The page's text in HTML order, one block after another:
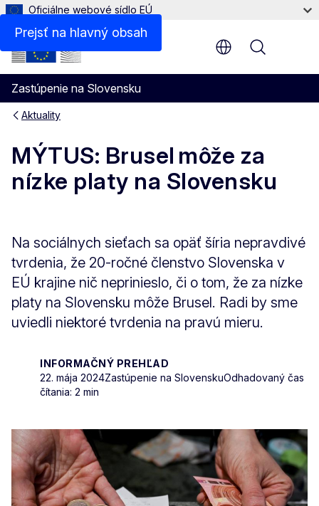
Prejsť na hlavný obsah
Oficiálne webové sídlo EÚ
Zastúpenie na Slovensku
Menu
Aktuality
MÝTUS: Brusel môže za
nízke platy na Slovensku
Na sociálnych sieťach sa opäť šíria nepravdivé
tvrdenia, že 20-ročné členstvo Slovenska v
EÚ krajine nič neprinieslo, či o tom, že za nízke
platy na Slovensku môže Brusel. Radi by sme
uviedli niektoré tvrdenia na pravú mieru.
INFORMAČNÝ PREHĽAD
22. mája 2024Zastúpenie na SlovenskuOdhadovaný čas
čítania: 2 min